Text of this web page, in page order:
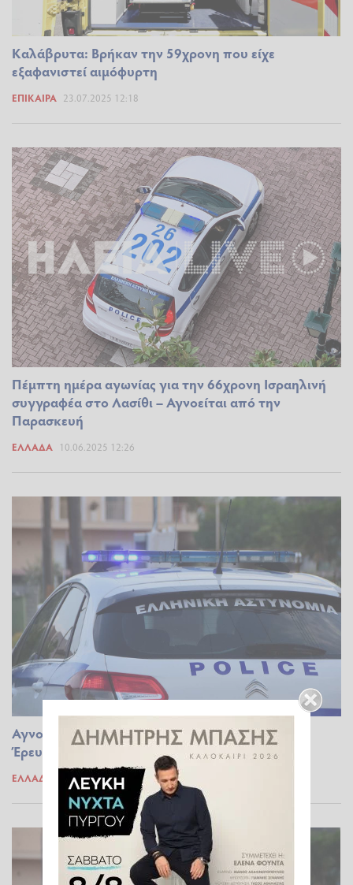
Καλάβρυτα: Βρήκαν την 59χρονη που είχε
εξαφανιστεί αιμόφυρτη
ΕΠΊΚΑΙΡΑ 23.07.2025 12:18
Πέμπτη ημέρα αγωνίας για την 66χρονη Ισραηλινή
συγγραφέα στο Λασίθι – Αγνοείται από την
Παρασκευή
ΕΛΛΆΔΑ 10.06.2025 12:26
Αγνοείται 97χρονη στο Ασπροχώρι Ιωαννίνων -
Έρευνες από Αστυνομία και Πυροσβεστική
ΕΛΛΆΔΑ 25.05.2025 17:40